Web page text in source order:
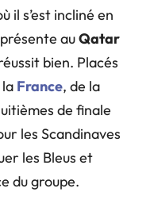
il s’est incliné en
auQatar
bien. Placés
France, de la
de finale
les Scandinaves
les Bleus et
du groupe.